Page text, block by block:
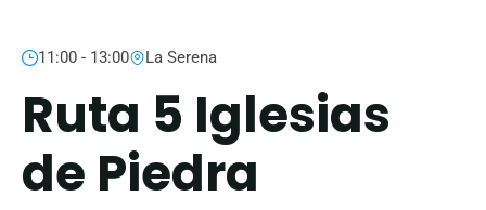
11:00 - 13:00 La Serena
Ruta 5 Iglesias
de Piedra